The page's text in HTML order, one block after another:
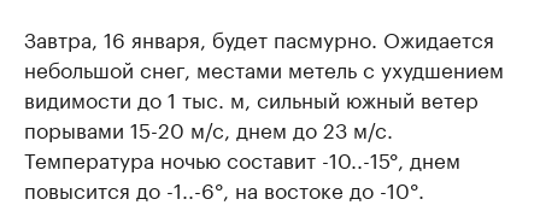
Завтра, 16 января, будет пасмурно. Ожидается
небольшой снег, местами метель с ухудшением
видимости до 1 тыс. м, сильный южный ветер
порывами 15-20 м/с, днем до 23 м/с.
Температура ночью составит -10..-15°, днем
повысится до -1..-6°, на востоке до -10°.